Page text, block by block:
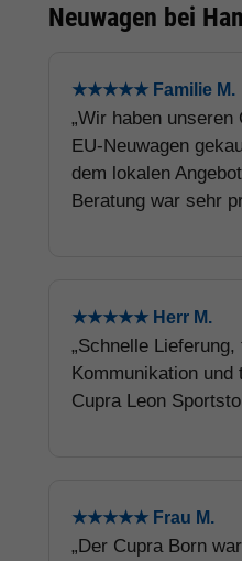
Neuwagen bei
★★★★★ Familie M.
„Wir haben
EU-Neuwagen
dem lokalen
Beratung war sehr
★★★★★ Herr M.
„Schnelle
Kommunikation
Cupra Leon
★★★★★ Frau M.
„Der Cupra Born